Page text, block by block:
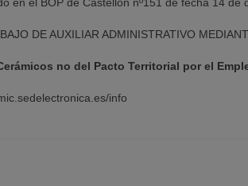
DE AUXILIAR ADMINISTRATIVO
no del Pacto Territorial por el
info